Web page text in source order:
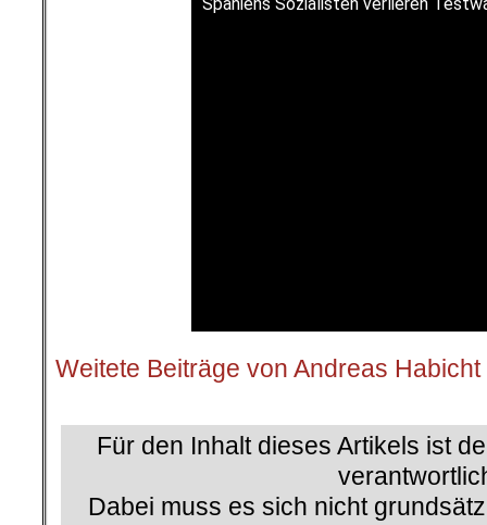
Spaniens Sozialisten verlieren
Weitete Beiträge von Andreas
Für den Inhalt dieses Artikels ist
Dabei muss es sich nicht